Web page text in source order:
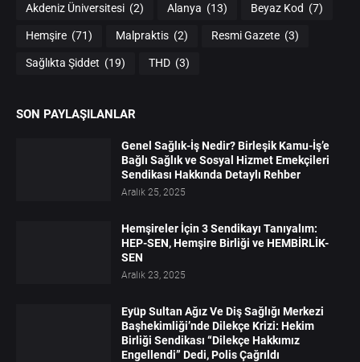
Akdeniz Üniversitesi (2) Alanya (13) Beyaz Kod (7)
Hemşire (71) Malpraktis (2) Resmi Gazete (3)
Sağlıkta Şiddet (19) THD (3)
SON PAYLAŞILANLAR
Genel Sağlık-İş Nedir? Birleşik Kamu-İş’e
Bağlı Sağlık ve Sosyal Hizmet Emekçileri
Sendikası Hakkında Detaylı Rehber
Aralık 25, 2025
Hemşireler İçin 3 Sendikayı Tanıyalım:
HEP-SEN, Hemşire Birliği ve HEMBİRLİK-
SEN
Aralık 23, 2025
Eyüp Sultan Ağız Ve Diş Sağlığı Merkezi
Başhekimliği’nde Dilekçe Krizi: Hekim
Birliği Sendikası “Dilekçe Hakkımız
Engellendi” Dedi, Polis Çağrıldı